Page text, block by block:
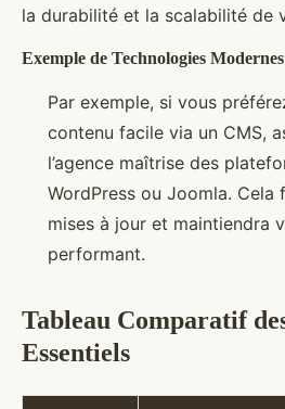
la durabilité et la scalabilité de
Exemple de Technologies Modernes
Par exemple, si vous
contenu facile via un CMS,
l’agence maîtrise des
WordPress ou Joomla.
mises à jour et maintiendra
performant.
Tableau Comparatif
Essentiels